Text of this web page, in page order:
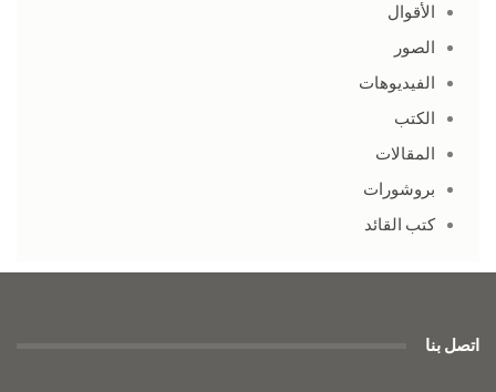
الأقوال
الصور
الفيديوهات
الكتب
المقالات
بروشورات
كتب القائد
اتصل بنا